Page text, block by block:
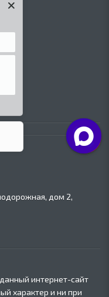
дом 2,
интернет-сайт
характер и ни при